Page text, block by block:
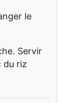
le
Servir
du riz